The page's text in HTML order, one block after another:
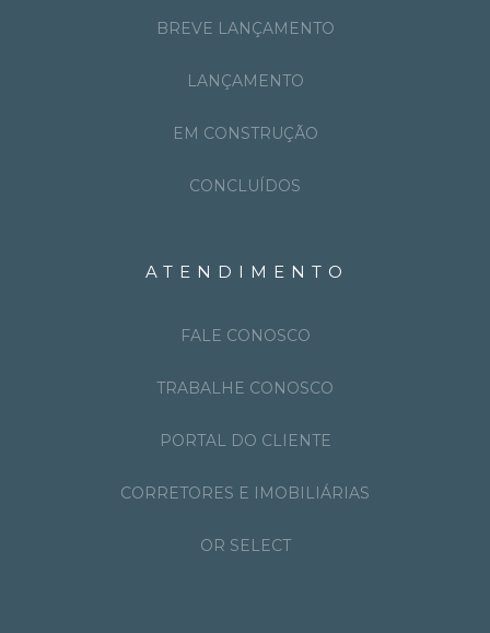
BREVE LANÇAMENTO
LANÇAMENTO
EM CONSTRUÇÃO
CONCLUÍDOS
ATENDIMENTO
FALE CONOSCO
TRABALHE CONOSCO
PORTAL DO CLIENTE
CORRETORES E IMOBILIÁRIAS
OR SELECT